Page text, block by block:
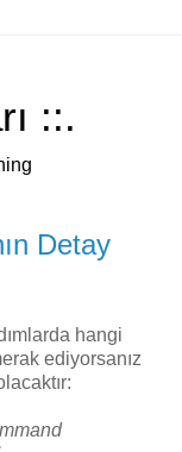
::.
Detay
hangi
ediyorsanız